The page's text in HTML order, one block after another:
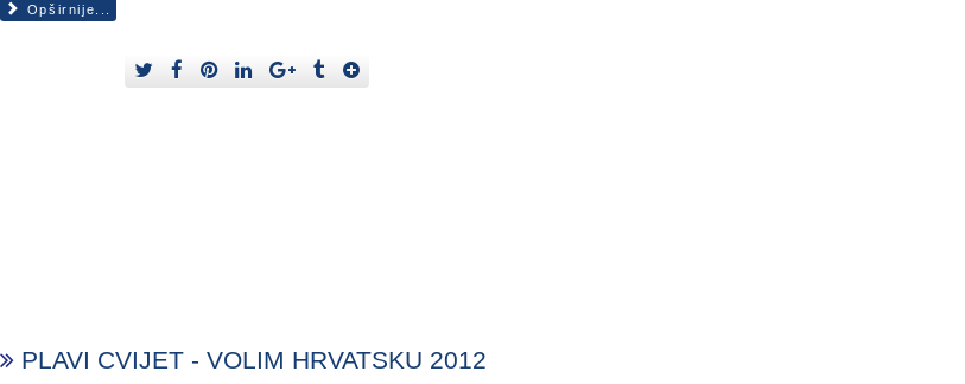
Opširnije...
PLAVI CVIJET - VOLIM HRVATSKU 2012